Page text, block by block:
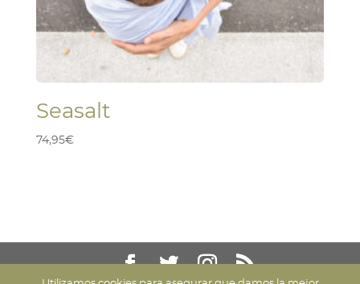
Seasalt
74,95€